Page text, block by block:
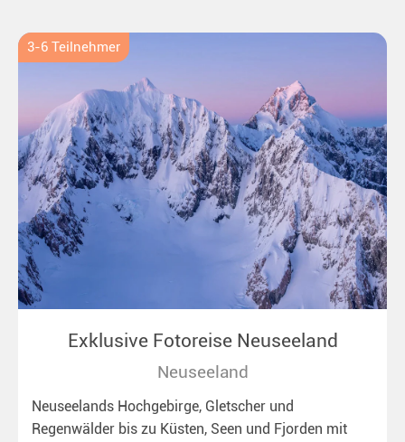
3-6 Teilnehmer
Exklusive Fotoreise Neuseeland
Neuseeland
Neuseelands Hochgebirge, Gletscher und
Regenwälder bis zu Küsten, Seen und Fjorden mit